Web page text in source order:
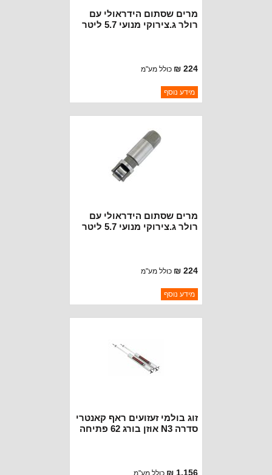
מרים שסתום הידראולי עם
רולר ג.צירוקי מנועי 5.7 ליטר
224 ₪ כולל מע"מ
ברקוד: 5038788AD
יצרן:OAKMAN OFFROAD
מידע נוסף
מרים שסתום הידראולי עם
רולר ג.צירוקי מנועי 5.7 ליטר
224 ₪ כולל מע"מ
ברקוד: 5038787AD
יצרן:OAKMAN OFFROAD
מידע נוסף
זוג בולמי זעזועים ראף קאנטרי
סדרה N3 אוזן בורג 62 פתיחה
1,156 ₪ כולל מע"מ